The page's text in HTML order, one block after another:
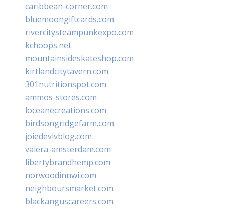
caribbean-corner.com
bluemoongiftcards.com
rivercitysteampunkexpo.com
kchoops.net
mountainsideskateshop.com
kirtlandcitytavern.com
301nutritionspot.com
ammos-stores.com
loceanecreations.com
birdsongridgefarm.com
joiedevivblog.com
valera-amsterdam.com
libertybrandhemp.com
norwoodinnwi.com
neighboursmarket.com
blackanguscareers.com